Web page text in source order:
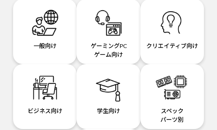
一般向け
ゲーミングPC
ゲーム向け
クリエイティブ向け
ビジネス向け 学生向け
スペック
パーツ別